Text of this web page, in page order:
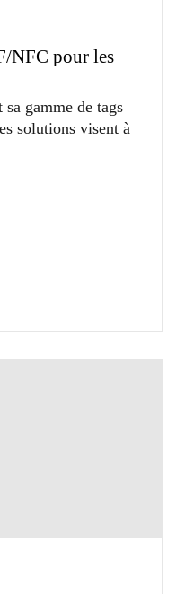
NFC pour les
gamme de tags
solutions visent à